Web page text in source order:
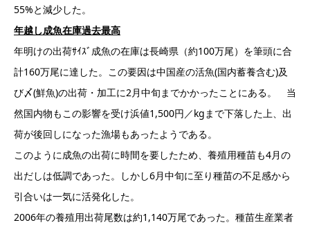
55%と減少した。
年越し成魚在庫過去最高
年明けの出荷ｻｲｽﾞ成魚の在庫は長崎県（約100万尾）を筆頭に合
計160万尾に達した。この要因は中国産の活魚(国内蓄養含む)及
び〆(鮮魚)の出荷・加工に2月中旬までかかったことにある。 当
然国内物もこの影響を受け浜値1,500円／kgまで下落した上、出
荷が後回しになった漁場もあったようである。
このように成魚の出荷に時間を要したため、養殖用種苗も4月の
出だしは低調であった。しかし6月中旬に至り種苗の不足感から
引合いは一気に活発化した。
2006年の養殖用出荷尾数は約1,140万尾であった。種苗生産業者